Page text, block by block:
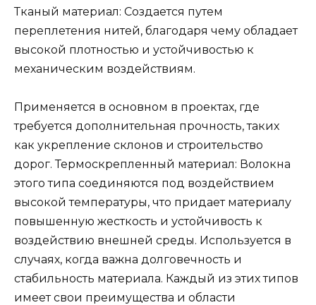
Тканый материал: Создается путем
переплетения нитей, благодаря чему обладает
высокой плотностью и устойчивостью к
механическим воздействиям.
Применяется в основном в проектах, где
требуется дополнительная прочность, таких
как укрепление склонов и строительство
дорог. Термоскрепленный материал: Волокна
этого типа соединяются под воздействием
высокой температуры, что придает материалу
повышенную жесткость и устойчивость к
воздействию внешней среды. Используется в
случаях, когда важна долговечность и
стабильность материала. Каждый из этих типов
имеет свои преимущества и области